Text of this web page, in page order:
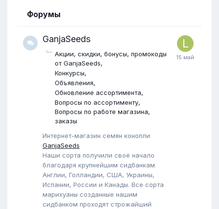
Форумы
GanjaSeeds
Акции, скидки, бонусы, промокоды
от GanjaSeeds
Конкурсы
Объявления
Обновление ассортимента
Вопросы по ассортименту
Вопросы по работе магазина,
заказы
Интернет-магазин семян конопли
GanjaSeeds
Наши сорта получили своё начало
благодаря крупнейшим сидбанкам
Англии, Голландии, США, Украины,
Испании, России и Канады. Все сорта
марихуаны созданные нашим
сидбанком проходят строжайший